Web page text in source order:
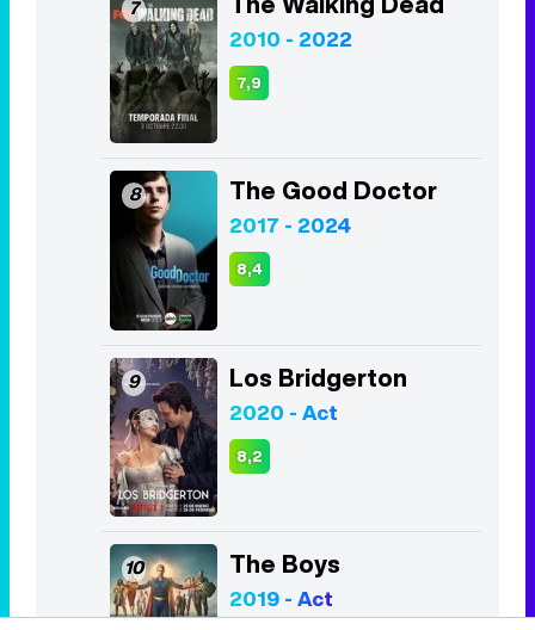
7
2010 - 2022
7,9
8 The Good Doctor
2017 - 2024
8,4
9 Los Bridgerton
2020 - Act
8,2
10 The Boys
2019 - Act